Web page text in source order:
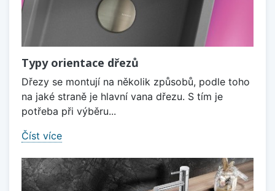
Typy orientace dřezů
Dřezy se montují na několik způsobů, podle toho
na jaké straně je hlavní vana dřezu. S tím je
potřeba při výběru...
Číst více